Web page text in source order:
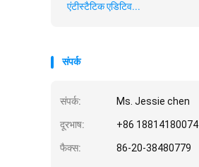
एंटीस्टैटिक एडिटिव...
संपर्क
संपर्क: Ms. Jessie chen
दूरभाष: +86 18814180074
फैक्स: 86-20-38480779